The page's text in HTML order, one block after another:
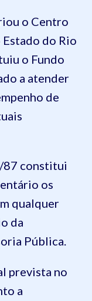
o Centro
do Rio
o Fundo
a atender
de
87 constitui
os
qualquer
da
Pública.
prevista no
a